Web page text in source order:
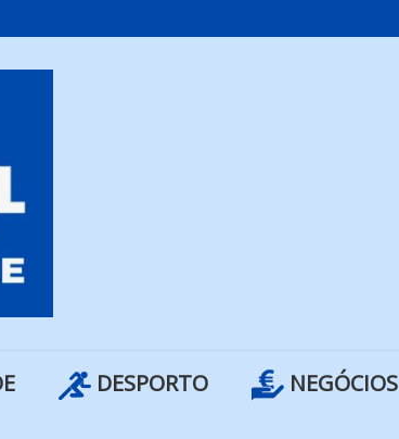
DESPORTO NEGÓCIOS